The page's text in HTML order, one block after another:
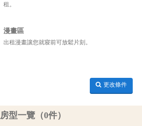
租。
漫畫區
出租漫畫讓您就寢前可放鬆片刻。
更改條件
房型一覽（0件）